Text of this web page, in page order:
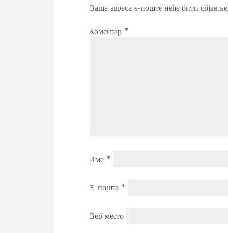
Ваша адреса е-поште неће бити
Коментар *
Име *
Е-пошта *
Веб место